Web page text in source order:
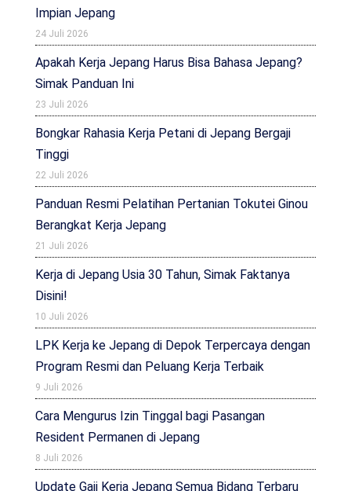
Impian Jepang
24 Juli 2026
Apakah Kerja Jepang Harus Bisa Bahasa Jepang?
Simak Panduan Ini
23 Juli 2026
Bongkar Rahasia Kerja Petani di Jepang Bergaji
Tinggi
22 Juli 2026
Panduan Resmi Pelatihan Pertanian Tokutei Ginou
Berangkat Kerja Jepang
21 Juli 2026
Kerja di Jepang Usia 30 Tahun, Simak Faktanya
Disini!
10 Juli 2026
LPK Kerja ke Jepang di Depok Terpercaya dengan
Program Resmi dan Peluang Kerja Terbaik
9 Juli 2026
Cara Mengurus Izin Tinggal bagi Pasangan
Resident Permanen di Jepang
8 Juli 2026
Update Gaji Kerja Jepang Semua Bidang Terbaru